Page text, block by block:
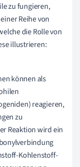
zu fungieren,
Reihe von
die Rolle von
illustrieren:
können als
reagieren,
zu
Reaktion wird ein
Kohlenstoff-